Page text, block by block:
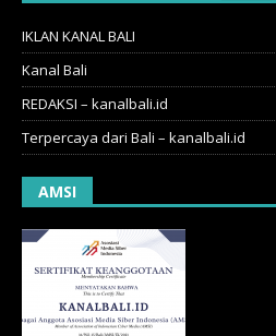
IKLAN KANAL BALI
Kanal Bali
REDAKSI – kanalbali.id
Terpercaya dari Bali – kanalbali.id
AMSI